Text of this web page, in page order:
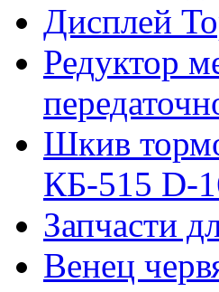
Дисплей
Редуктор
Шкив
КБ-515 D-
Запчасти
Венец